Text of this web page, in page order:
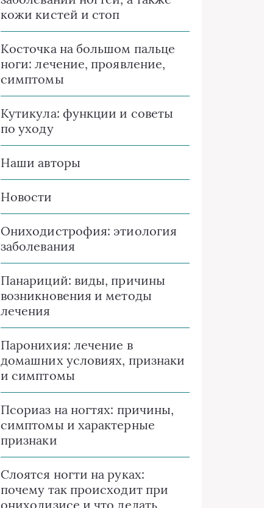
кожи кистей и стоп
Косточка на большом пальце
ноги: лечение, проявление,
симптомы
Кутикула: функции и советы
по уходу
Наши авторы
Новости
Ониходистрофия: этиология
заболевания
Панариций: виды, причины
возникновения и методы
лечения
Паронихия: лечение в
домашних условиях, признаки
и симптомы
Псориаз на ногтях: причины,
симптомы и характерные
признаки
Слоятся ногти на руках:
почему так происходит при
онихолизисе и что делать